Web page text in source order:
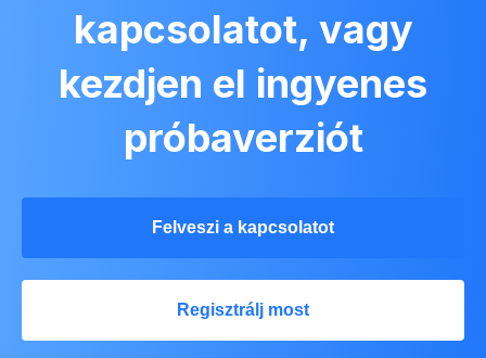
kapcsolatot, vagy
kezdjen el ingyenes
próbaverziót
Felveszi a kapcsolatot
Regisztrálj most